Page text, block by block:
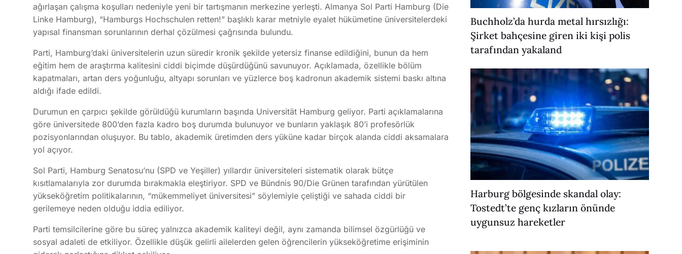
ağırlaşan çalışma koşulları nedeniyle yeni bir tartışmanın merkezine yerleşti. Almanya Sol Parti Hamburg (Die
Linke Hamburg), “Hamburgs Hochschulen retten!” başlıklı karar metniyle eyalet hükümetine üniversitelerdeki
yapısal finansman sorunlarının derhal çözülmesi çağrısında bulundu.
Parti, Hamburg’daki üniversitelerin uzun süredir kronik şekilde yetersiz finanse edildiğini, bunun da hem
eğitim hem de araştırma kalitesini ciddi biçimde düşürdüğünü savunuyor. Açıklamada, özellikle bölüm
kapatmaları, artan ders yoğunluğu, altyapı sorunları ve yüzlerce boş kadronun akademik sistemi baskı altına
aldığı ifade edildi.
Durumun en çarpıcı şekilde görüldüğü kurumların başında Universität Hamburg geliyor. Parti açıklamalarına
göre üniversitede 800’den fazla kadro boş durumda bulunuyor ve bunların yaklaşık 80’i profesörlük
pozisyonlarından oluşuyor. Bu tablo, akademik üretimden ders yüküne kadar birçok alanda ciddi aksamalara
yol açıyor.
Sol Parti, Hamburg Senatosu’nu (SPD ve Yeşiller) yıllardır üniversiteleri sistematik olarak bütçe
kısıtlamalarıyla zor durumda bırakmakla eleştiriyor. SPD ve Bündnis 90/Die Grünen tarafından yürütülen
yükseköğretim politikalarının, “mükemmeliyet üniversitesi” söylemiyle çeliştiği ve sahada ciddi bir
gerilemeye neden olduğu iddia ediliyor.
Parti temsilcilerine göre bu süreç yalnızca akademik kaliteyi değil, aynı zamanda bilimsel özgürlüğü ve
sosyal adaleti de etkiliyor. Özellikle düşük gelirli ailelerden gelen öğrencilerin yükseköğretime erişiminin
Buchholz’da hurda metal hırsızlığı:
Şirket bahçesine giren iki kişi polis
tarafından yakaland
Harburg bölgesinde skandal olay:
Tostedt’te genç kızların önünde
uygunsuz hareketler